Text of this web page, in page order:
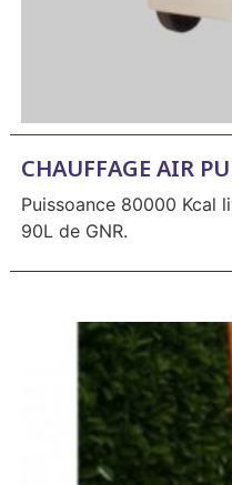
CHAUFFAGE AIR
Puissoance 80000 Kcal
90L de GNR.